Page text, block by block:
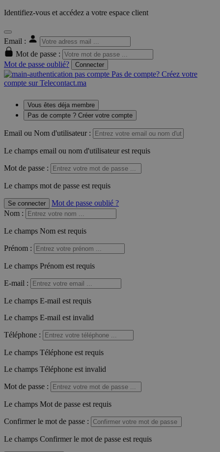
Identifiez-vous et accédez a votre espace client
Email :
Mot de passe :
Mot de passe oublié?
Connecter
Pas de compte? Créez votre
compte sur Telecontact.ma
Vous êtes déja membre
Pas de compte ? Créer votre compte
Email ou Nom d'utilisateur :
Le champs email ou nom d'utilisateur est requis
Mot de passe :
Le champs mot de passe est requis
Se connecter
Mot de passe oublié ?
Nom :
Le champs Nom est requis
Prénom :
Le champs Prénom est requis
E-mail :
Le champs E-mail est requis
Le champs E-mail est invalid
Téléphone :
Le champs Téléphone est requis
Le champs Téléphone est invalid
Mot de passe :
Le champs Mot de passe est requis
Confirmer le mot de passe :
Le champs Confirmer le mot de passe est requis